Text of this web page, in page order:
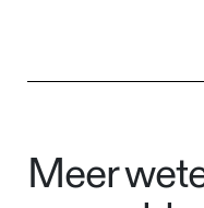
Meer